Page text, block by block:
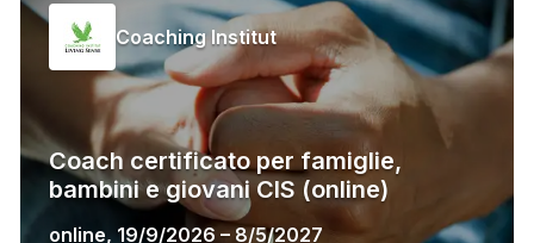
Coaching Institut
Coach certificato per famiglie,
bambini e giovani CIS (online)
online, 19/9/2026 –8/5/2027